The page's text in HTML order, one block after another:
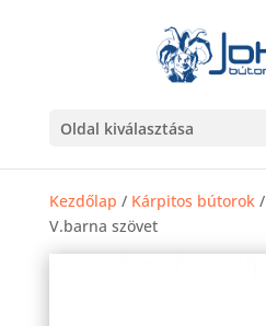
Oldal kiválasztása
Kezdőlap / Kárpitos bútorok/
V.barna szövet